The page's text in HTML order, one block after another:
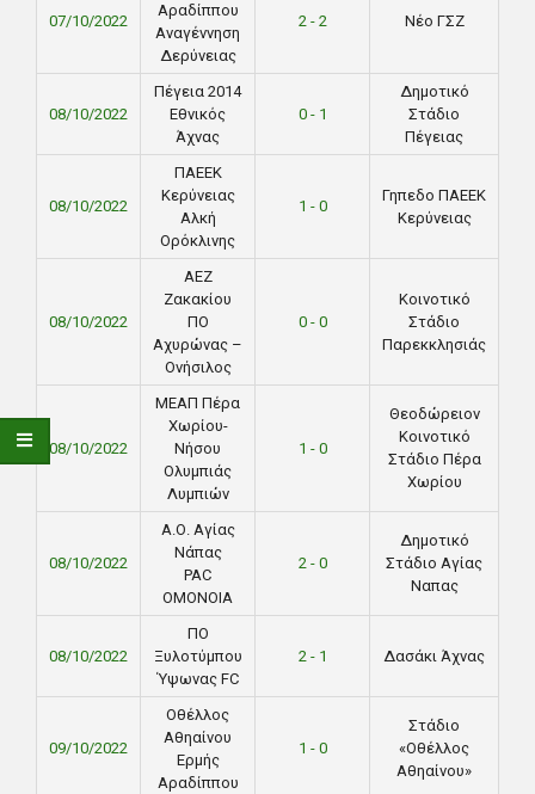
07/10/2022
Αραδίππου
Αναγέννηση
Δερύνειας
2 - 2 Νέο ΓΣΖ
08/10/2022
Πέγεια 2014
Εθνικός
Άχνας
0 - 1
Δημοτικό
Στάδιο
Πέγειας
08/10/2022
ΠΑΕΕΚ
Κερύνειας
Αλκή
Ορόκλινης
1 - 0
Γηπεδο ΠΑΕΕΚ
Κερύνειας
08/10/2022
ΑΕΖ
Ζακακίου
ΠΟ
Αχυρώνας –
Ονήσιλος
0 - 0
Κοινοτικό
Στάδιο
Παρεκκλησιάς
08/10/2022
ΜΕΑΠ Πέρα
Χωρίου-
Νήσου
Ολυμπιάς
Λυμπιών
1 - 0
Θεοδώρειον
Κοινοτικό
Στάδιο Πέρα
Χωρίου
08/10/2022
Α.Ο. Αγίας
Νάπας
PAC
ΟΜΟΝΟΙΑ
2 - 0
Δημοτικό
Στάδιο Αγίας
Ναπας
08/10/2022
ΠO
Ξυλοτύμπου
Ύψωνας FC
2 - 1 Δασάκι Άχνας
09/10/2022
Οθέλλος
Αθηαίνου
Ερμής
Αραδίππου
1 - 0
Στάδιο
«Οθέλλος
Αθηαίνου»